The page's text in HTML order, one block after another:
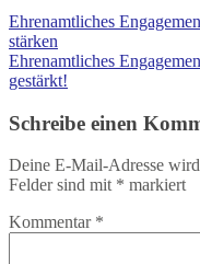
Ehrenamtliches
stärken
Ehrenamtliches
gestärkt!
Schreibe einen
Deine E-Mail-Adresse
Felder sind mit * markiert
Kommentar *